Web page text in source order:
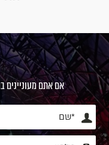
אם אתם מעוניינים